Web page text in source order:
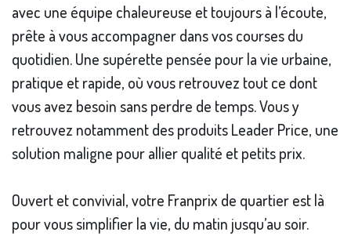
avec une équipe chaleureuse et toujours à l’écoute,
prête à vous accompagner dans vos courses du
quotidien. Une supérette pensée pour la vie urbaine,
pratique et rapide, où vous retrouvez tout ce dont
vous avez besoin sans perdre de temps. Vous y
retrouvez notamment des produits Leader Price, une
solution maligne pour allier qualité et petits prix.
Ouvert et convivial, votre Franprix de quartier est là
pour vous simplifier la vie, du matin jusqu’au soir.